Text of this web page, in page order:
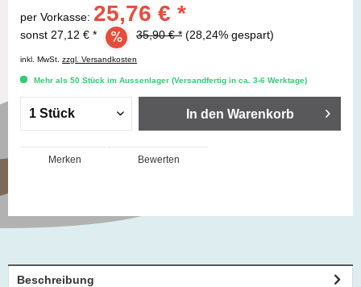
per Vorkasse: 25,76 € *
sonst 27,12 € * 35,90 € * (28,24% gespart)
inkl. MwSt. zzgl. Versandkosten
Mehr als 50 Stück im Aussenlager (Versandfertig in ca. 3-6 Werktage)
In den Warenkorb
Merken Bewerten
Beschreibung